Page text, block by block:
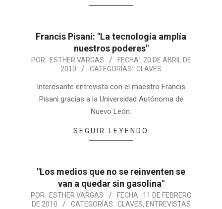
Francis Pisani: "La tecnología amplía
nuestros poderes"
POR: ESTHER VARGAS FECHA: 20 DE ABRIL DE
2010
CATEGORÍAS: CLAVES
Interesante entrevista con el maestro Francis
Pisani gracias a la Universidad Autónoma de
Nuevo León.
SEGUIR LEYENDO
"Los medios que no se reinventen se
van a quedar sin gasolina"
POR: ESTHER VARGAS FECHA: 11 DE FEBRERO
DE 2010
CATEGORÍAS: CLAVES, ENTREVISTAS